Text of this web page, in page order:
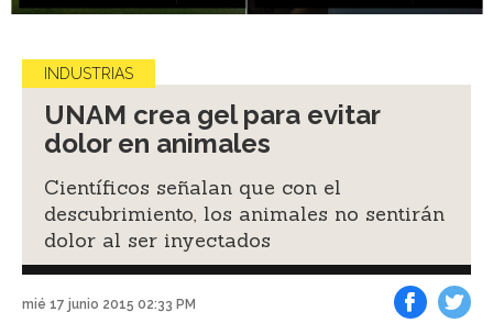
INDUSTRIAS
UNAM crea gel para evitar
dolor en animales
Científicos señalan que con el
descubrimiento, los animales no sentirán
dolor al ser inyectados
mié 17 junio 2015 02:33 PM